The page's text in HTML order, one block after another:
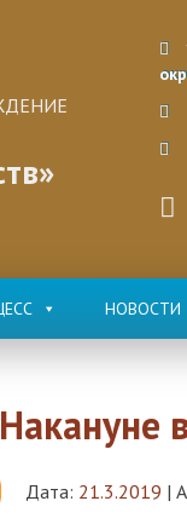
НОВОСТИ
Накануне
Дата: 21.3.2019 |